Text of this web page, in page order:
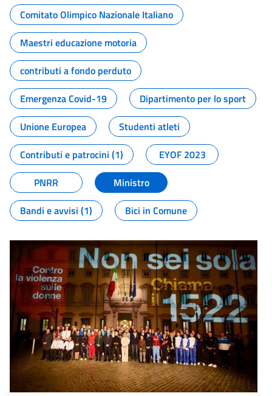
Comitato Olimpico Nazionale Italiano
Maestri educazione motoria
contributi a fondo perduto
Emergenza Covid-19
Dipartimento per lo sport
Unione Europea
Studenti atleti
Contributi e patrocini (1)
EYOF 2023
PNRR
Ministro
Bandi e avvisi (1)
Bici in Comune